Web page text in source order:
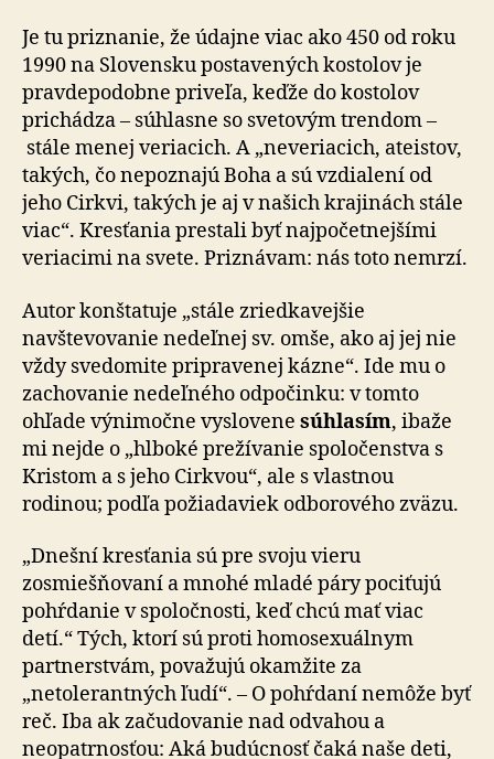
Je tu priznanie, že údajne viac ako 450 od roku
1990 na Slovensku postavených kostolov je
pravdepodobne priveľa, keďže do kostolov
prichádza – súhlasne so svetovým trendom –
stále menej veriacich. A „neveriacich, ateistov,
takých, čo nepoznajú Boha a sú vzdialení od
jeho Cirkvi, takých je aj v našich krajinách stále
viac“. Kresťania prestali byť najpočetnejšími
veriacimi na svete. Priznávam: nás toto nemrzí.
Autor konštatuje „stále zriedkavejšie
navštevovanie nedeľnej sv. omše, ako aj jej nie
vždy svedomite pripravenej kázne“. Ide mu o
zachovanie nedeľného odpočinku: v tomto
ohľade výnimočne vyslovene súhlasím, ibaže
mi nejde o „hlboké prežívanie spoločenstva s
Kristom a s jeho Cirkvou“, ale s vlastnou
rodinou; podľa požiadaviek odborového zväzu.
„Dnešní kresťania sú pre svoju vieru
zosmiešňovaní a mnohé mladé páry pociťujú
pohŕdanie v spoločnosti, keď chcú mať viac
detí.“ Tých, ktorí sú proti homosexuálnym
partnerstvám, považujú okamžite za
„netolerantných ľudí“. – O pohŕdaní nemôže byť
reč. Iba ak začudovanie nad odvahou a
neopatrnosťou: Aká budúcnosť čaká naše deti,